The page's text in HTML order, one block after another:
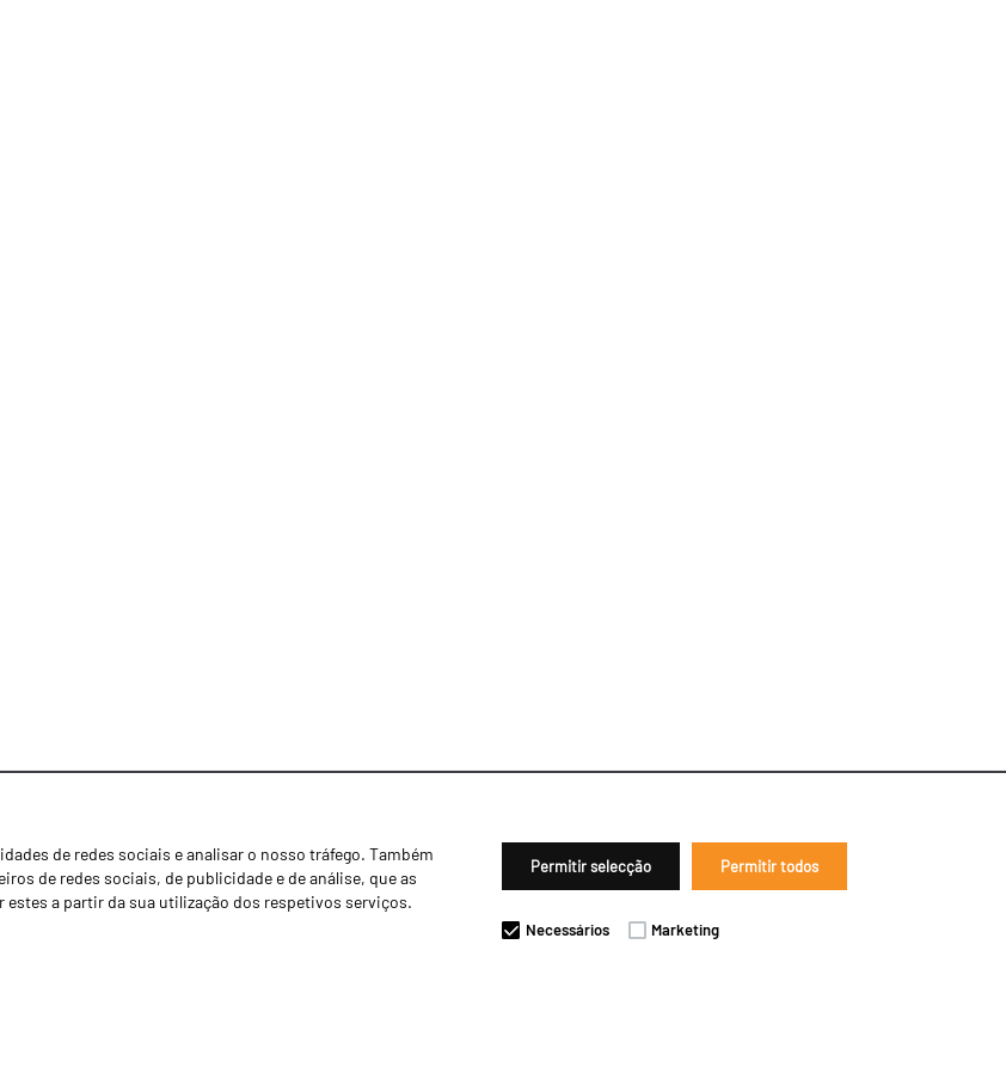
de redes sociais e analisar o nosso tráfego. Também
de redes sociais, de publicidade e de análise, que as
a partir da sua utilização dos respetivos serviços.
Permitir selecção Permitir todos
Necessários Marketing
Notícias
Concessionários